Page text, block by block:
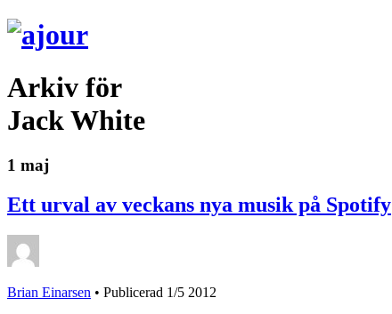
Arkiv för
Jack White
1 maj
Ett urval av veckans nya musik på Spotify
Brian Einarsen • Publicerad 1/5 2012